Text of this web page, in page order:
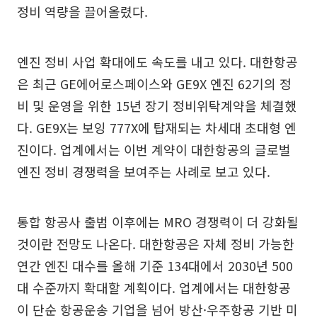
정비 역량을 끌어올렸다.
엔진 정비 사업 확대에도 속도를 내고 있다. 대한항공
은 최근 GE에어로스페이스와 GE9X 엔진 62기의 정
비 및 운영을 위한 15년 장기 정비위탁계약을 체결했
다. GE9X는 보잉 777X에 탑재되는 차세대 초대형 엔
진이다. 업계에서는 이번 계약이 대한항공의 글로벌
엔진 정비 경쟁력을 보여주는 사례로 보고 있다.
통합 항공사 출범 이후에는 MRO 경쟁력이 더 강화될
것이란 전망도 나온다. 대한항공은 자체 정비 가능한
연간 엔진 대수를 올해 기준 134대에서 2030년 500
대 수준까지 확대할 계획이다. 업계에서는 대한항공
이 단순 항공운송 기업을 넘어 방산·우주항공 기반 미